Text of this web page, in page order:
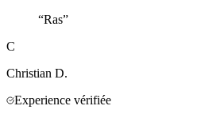
“Ras”
C
Christian D.
Experience vérifiée